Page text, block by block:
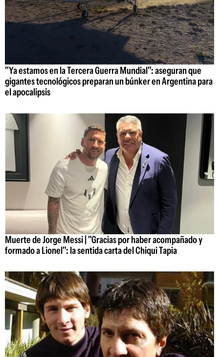
"Ya estamos en la Tercera Guerra Mundial": aseguran que
gigantes tecnológicos preparan un búnker en Argentina para
el apocalipsis
Muerte de Jorge Messi | "Gracias por haber acompañado y
formado a Lionel": la sentida carta del Chiqui Tapia